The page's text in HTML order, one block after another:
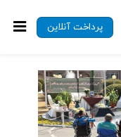
پرداخت آنلاین